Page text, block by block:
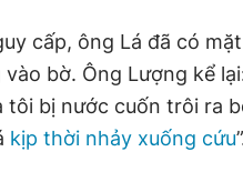
cấp, ông Lá đã có
bờ. Ông Lượng kể
tôi bị nước cuốn trôi ra
kịp thời nhảy xuống cứu